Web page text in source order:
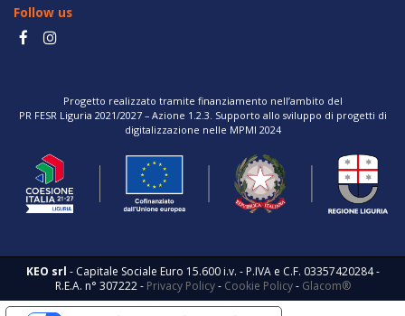
Follow us
Progetto realizzato tramite finanziamento nell’ambito del
PR FESR Liguria 2021/2027 – Azione 1.2.3. Supporto allo sviluppo di progetti di
digitalizzazione nelle MPMI 2024
KEO srl - Capitale Sociale Euro 15.600 i.v. - P.IVA e C.F. 03357420284 -
R.E.A. n° 307222 - Privacy Policy- Cookie Policy- Glacom®